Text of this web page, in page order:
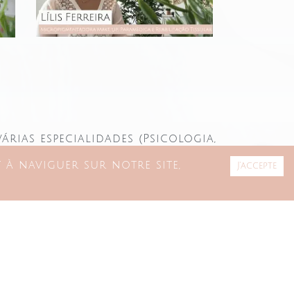
especialidades (Psicologia,
à naviguer sur notre site,
J'accepte